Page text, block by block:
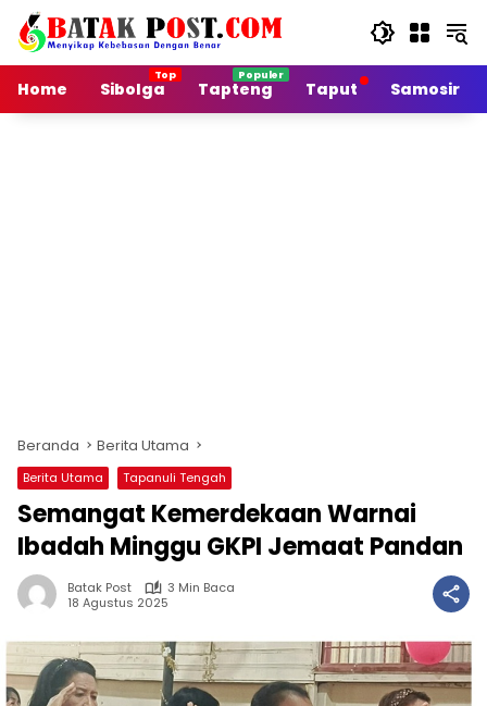
Langsung
konten
Home
Sibolga Tapteng Taput Samosir
Beranda Berita Utama
Berita Utama Tapanuli Tengah
Semangat Kemerdekaan Warnai
Ibadah Minggu GKPI Jemaat Pandan
Batak Post
3 Min Baca
18 Agustus 2025